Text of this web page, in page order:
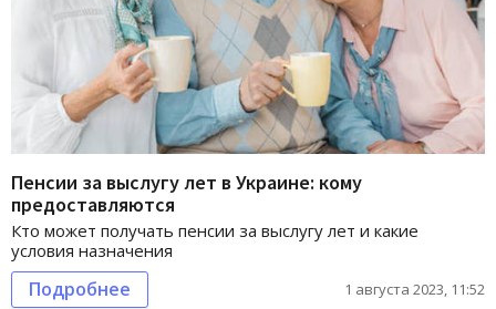
Пенсии за выслугу лет в Украине: кому
предоставляются
Кто может получать пенсии за выслугу лет и какие
условия назначения
Подробнее 1 августа 2023, 11:52